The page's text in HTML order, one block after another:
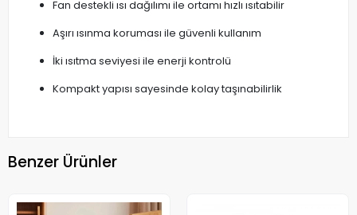
Fan destekli ısı dağılımı ile ortamı hızlı ısıtabilir
Aşırı ısınma koruması ile güvenli kullanım
İki ısıtma seviyesi ile enerji kontrolü
Kompakt yapısı sayesinde kolay taşınabilirlik
Benzer Ürünler